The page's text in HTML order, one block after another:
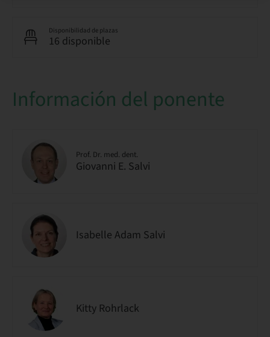
Disponibilidad de plazas
16 disponible
Información del ponente
Prof. Dr. med. dent.
Giovanni E. Salvi
Isabelle Adam Salvi
Kitty Rohrlack